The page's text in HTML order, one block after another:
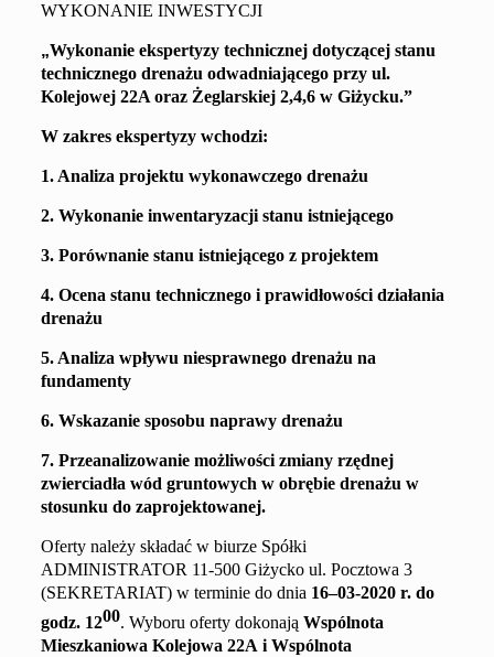
WYKONANIE INWESTYCJI
„Wykonanie ekspertyzytechnicznej dotyczącej stanu
technicznegodrenażu odwadniającego przy ul.
Kolejowej 22A oraz Żeglarskiej 2,4,6 w Giżycku.”
W zakres ekspertyzy wchodzi:
1. Analiza projektu wykonawczego drenażu
2.Wykonanie inwentaryzacji stanu istniejącego
3. Porównanie stanu istniejącegoz projektem
4. Ocena stanutechnicznegoi prawidłowości działania
drenażu
5. Analiza wpływu niesprawnego drenażu na
fundamenty
6. Wskazanie sposobu naprawy drenażu
7. Przeanalizowanie możliwościzmiany rzędnej
zwierciadła wód gruntowych w obrębie drenażu w
stosunku do zaprojektowanej.
Oferty należy składać w biurze Spółki
ADMINISTRATOR 11-500 Giżycko ul. Pocztowa 3
(SEKRETARIAT) w terminie do dnia 16–03-2020 r. do
godz. 1200. Wyboru oferty dokonają Wspólnota
MieszkaniowaKolejowa 22A iWspólnota